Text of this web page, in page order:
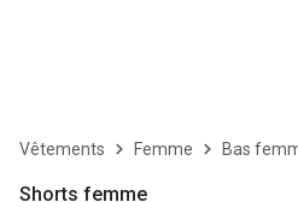
Vêtements Femme Bas
Shorts femme